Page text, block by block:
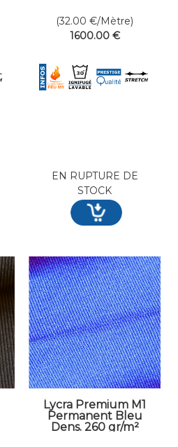
(32.00 €/Mètre)
1600.00 €
EN RUPTURE DE
STOCK
Lycra Premium M1
Permanent Bleu
Dens. 260 gr/m²